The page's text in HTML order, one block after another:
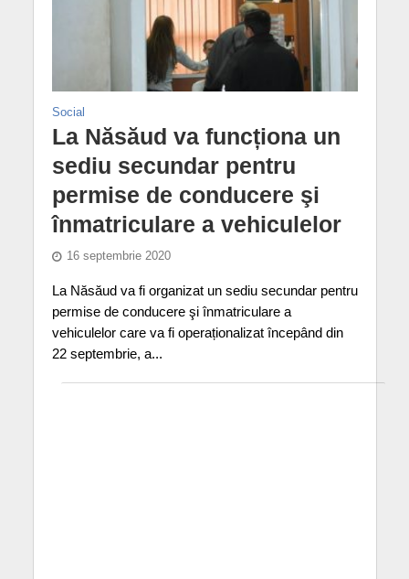
Social
La Năsăud va funcționa un
sediu secundar pentru
permise de conducere şi
înmatriculare a vehiculelor
16 septembrie 2020
La Năsăud va fi organizat un sediu secundar pentru
permise de conducere şi înmatriculare a
vehiculelor care va fi operaționalizat începând din
22 septembrie, a...